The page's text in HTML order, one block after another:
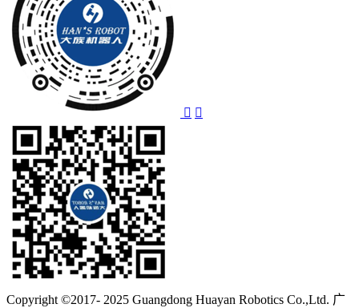
Copyright ©2017- 2025 Guangdong Huayan Robotics Co.,Ltd. 广